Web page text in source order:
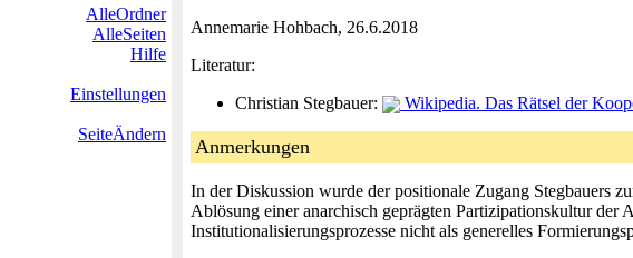
AlleOrdner
AlleSeiten
Hilfe
Einstellungen
SeiteÄndern
Annemarie Hohbach, 26.6.2018
Literatur:
Christian Stegbauer:
Wikipedia. Das Rätsel der
Anmerkungen
In der Diskussion wurde der positionale Zugang Stegbauers
Ablösung einer anarchisch geprägten Partizipationskultur
Institutionalisierungsprozesse nicht als generelles